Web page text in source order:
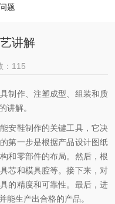
题
讲解
115
制作、注塑成型、组装和质
讲解。
安鞋制作的关键工具，它决
第一步是根据产品设计图纸
和零部件的布局。然后，根
芯和模具腔等。接下来，对
的精度和可靠性。最后，进
能生产出合格的产品。